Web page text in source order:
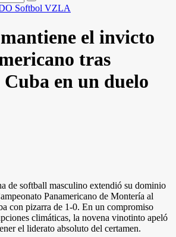
Softbol VZLA
el invicto
tras
en un duelo
de softball masculino extendió su dominio
Panamericano de Montería al
con pizarra de 1-0. En un compromiso
climáticas, la novena vinotinto apeló
el liderato absoluto del certamen.